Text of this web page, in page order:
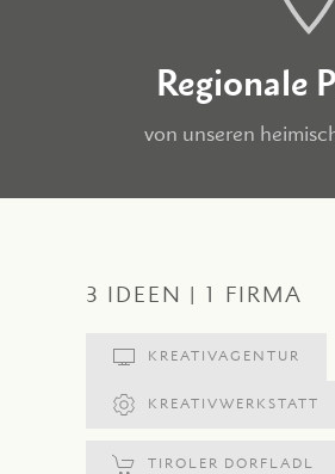
Regionale
von unseren
3 IDEEN | 1 FIRMA
KREATIVAGENTUR
KREATIVWERKSTATT
TIROLER DORFLADL